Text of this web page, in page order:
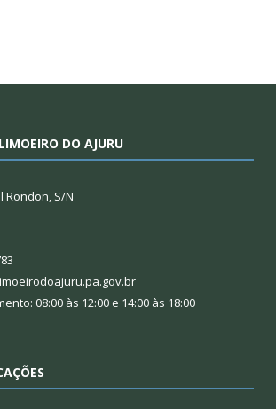
DO AJURU
Rondon, S/N
08:00 às 12:00 e 14:00 às 18:00